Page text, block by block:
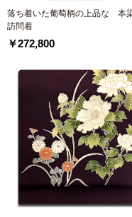
落ち着いた葡萄柄の上品な 本
訪問着
￥272,800